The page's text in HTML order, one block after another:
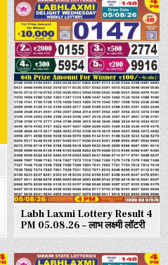
Labh Laxmi Lottery Result 4
PM 05.08.26 – लाभ लक्ष्मी लॉटरी